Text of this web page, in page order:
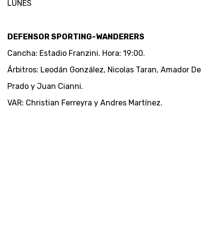
LUNES
DEFENSOR SPORTING-WANDERERS
Cancha: Estadio Franzini. Hora: 19:00.
Árbitros: Leodán González, Nicolas Taran, Amador De
Prado y Juan Cianni.
VAR: Christian Ferreyra y Andres Martínez.